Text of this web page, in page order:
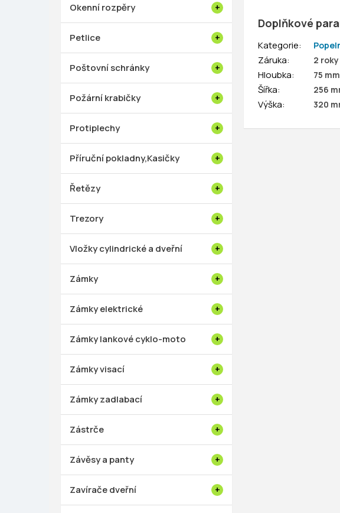
Okenní rozpěry
Petlice
Poštovní schránky
Požární krabičky
Protiplechy
Příruční pokladny,Kasičky
Řetězy
Trezory
Vložky cylindrické a dveřní
Zámky
Zámky elektrické
Zámky lankové cyklo-moto
Zámky visací
Zámky zadlabací
Zástrče
Závěsy a panty
Zavírače dveřní
Doplňkové
Kategorie:
Záruka: 2 roky
Hloubka: 75 mm
Šířka: 256
Výška: 320